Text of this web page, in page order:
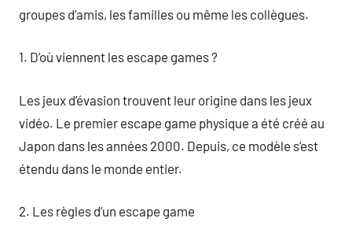
groupes d’amis, les familles ou même les collègues.
1. D’où viennent les escape games ?
Les jeux d’évasion trouvent leur origine dans les jeux
vidéo. Le premier escape game physique a été créé au
Japon dans les années 2000. Depuis, ce modèle s’est
étendu dans le monde entier.
2. Les règles d’un escape game